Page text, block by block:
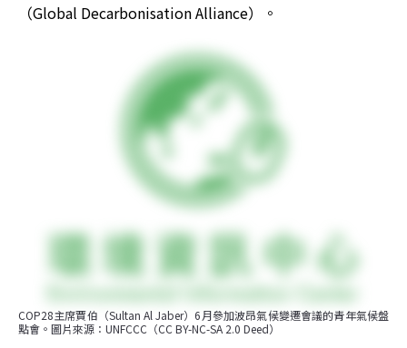
（Global Decarbonisation Alliance）。
COP28主席賈伯（Sultan Al Jaber）6月參加波昂氣候變遷會議的青年氣候盤
點會。圖片來源：UNFCCC（CC BY-NC-SA 2.0 Deed）